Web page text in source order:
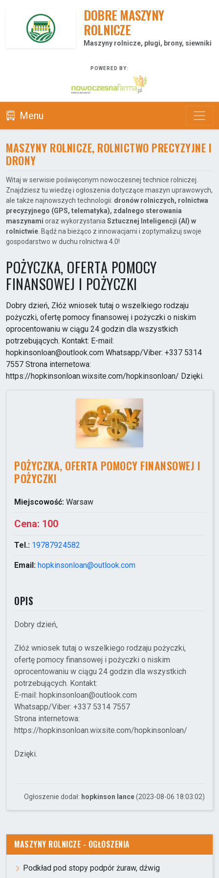
DOBRE MASZYNY
ROLNICZE
Maszyny rolnicze, pługi, brony, siewniki
POWERED BY:
Menu
MASZYNY ROLNICZE, ROLNICTWO PRECYZYJNE I
DRONY
Witaj w serwisie poświęconym nowoczesnej technice rolniczej.
Znajdziesz tu wiedzę i ogłoszenia dotyczące maszyn uprawowych,
ale także najnowszych technologii: dronów rolniczych, rolnictwa
precyzyjnego (GPS, telematyka), zdalnego sterowania
maszynami oraz wykorzystania Sztucznej Inteligencji (AI) w
rolnictwie . Bądź na bieżąco z innowacjami i zoptymalizuj swoje
gospodarstwo w duchu rolnictwa 4.0!
POŻYCZKA, OFERTA POMOCY
FINANSOWEJ I POŻYCZKI
Dobry dzień, Złóż wniosek tutaj o wszelkiego rodzaju
pożyczki, ofertę pomocy finansowej i pożyczki o niskim
oprocentowaniu w ciągu 24 godzin dla wszystkich
potrzebujących. Kontakt: E-mail:
hopkinsonloan@outlook.com Whatsapp/Viber: +337 5314
7557 Strona internetowa:
https://hopkinsonloan.wixsite.com/hopkinsonloan/ Dzięki.
POŻYCZKA, OFERTA POMOCY FINANSOWEJ I
POŻYCZKI
Miejscowość: Warsaw
Cena: 100
Tel.: 19787924582
Email: hopkinsonloan@outlook.com
OPIS
Dobry dzień,
Złóż wniosek tutaj o wszelkiego rodzaju pożyczki,
ofertę pomocy finansowej i pożyczki o niskim
oprocentowaniu w ciągu 24 godzin dla wszystkich
potrzebujących. Kontakt:
E-mail: hopkinsonloan@outlook.com
Whatsapp/Viber: +337 5314 7557
Strona internetowa:
https://hopkinsonloan.wixsite.com/hopkinsonloan/
Dzięki.
Ogłoszenie dodał: hopkinson lance(2023-08-06 18:03:02)
MASZYNY ROLNICZE - OGŁOSZENIA
Podkład pod stopy podpór żuraw, dźwig